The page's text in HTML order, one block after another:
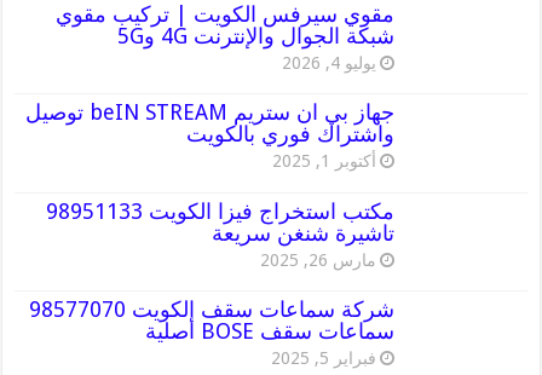
مقوي سيرفس الكويت | تركيب مقوي
شبكة الجوال والإنترنت 4G و5G
يوليو 4, 2026
جهاز بي ان ستريم beIN STREAM توصيل
واشتراك فوري بالكويت
أكتوبر 1, 2025
مكتب استخراج فيزا الكويت 98951133
تاشيرة شنغن سريعة
مارس 26, 2025
شركة سماعات سقف الكويت 98577070
سماعات سقف BOSE أصلية
فبراير 5, 2025